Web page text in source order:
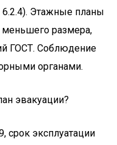
6.2.4). Этажные планы
размера,
ГОСТ. Соблюдение
органами.
эвакуации?
срок эксплуатации